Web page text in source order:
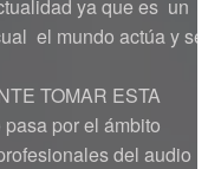
ya que es un
el mundo actúa y se
TOMAR ESTA
por el ámbito
del audio